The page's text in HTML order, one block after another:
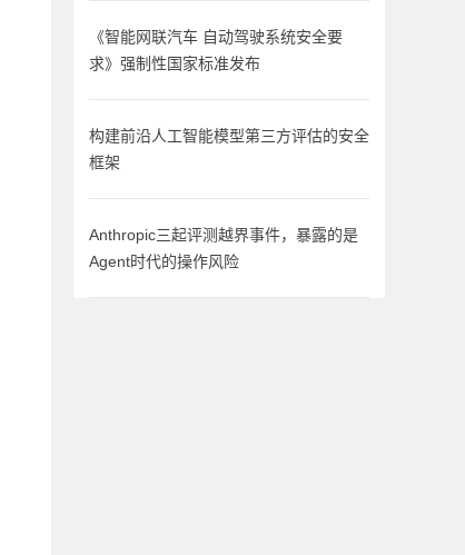
《智能网联汽车 自动驾驶系统安全要
求》强制性国家标准发布
构建前沿人工智能模型第三方评估的安全
框架
Anthropic三起评测越界事件，暴露的是
Agent时代的操作风险